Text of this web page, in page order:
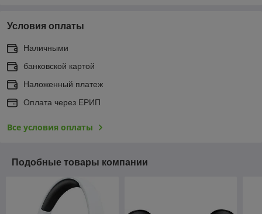
Условия оплаты
Наличными
банковской картой
Наложенный платеж
Оплата через ЕРИП
Все условия оплаты
Подобные товары компании